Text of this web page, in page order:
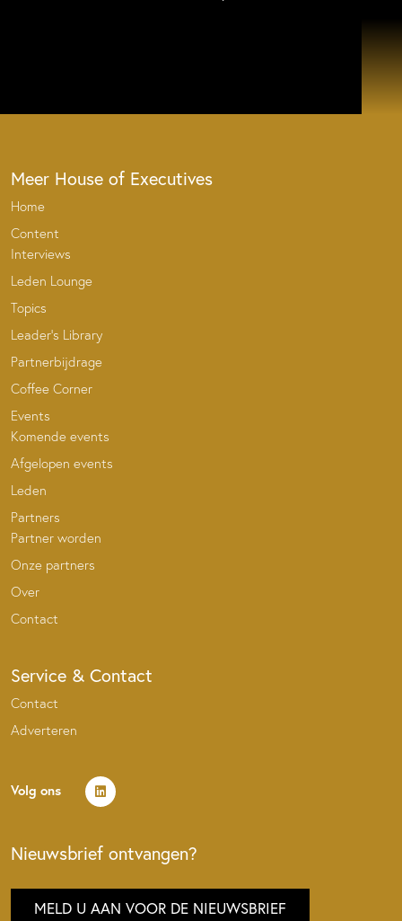
Meer House of Executives
Home
Content
Interviews
Leden Lounge
Topics
Leader’s Library
Partnerbijdrage
Coffee Corner
Events
Komende events
Afgelopen events
Leden
Partners
Partner worden
Onze partners
Over
Contact
Service & Contact
Contact
Adverteren
Volg ons
Nieuwsbrief ontvangen?
MELD U AAN VOOR DE NIEUWSBRIEF